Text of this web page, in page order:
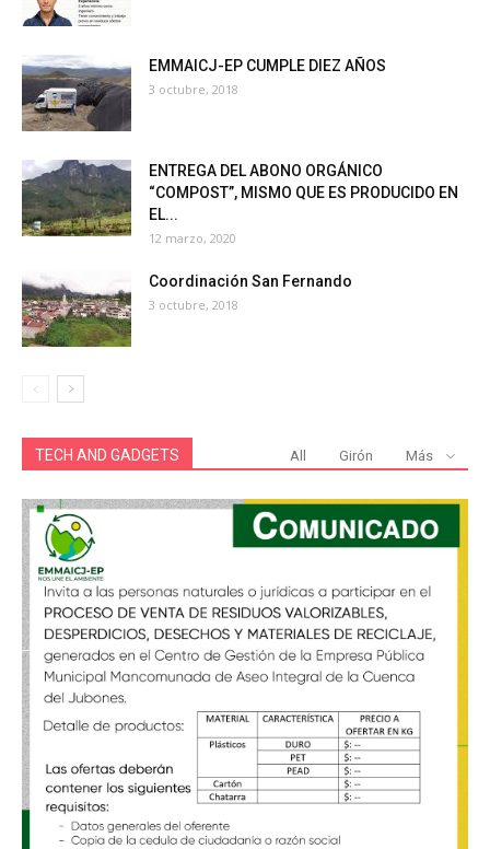
EMMAICJ-EP CUMPLE DIEZ AÑOS
3 octubre, 2018
ENTREGA DEL ABONO ORGÁNICO
“COMPOST”, MISMO QUE ES PRODUCIDO EN
EL...
12 marzo, 2020
Coordinación San Fernando
3 octubre, 2018
TECH AND GADGETS All Girón Más